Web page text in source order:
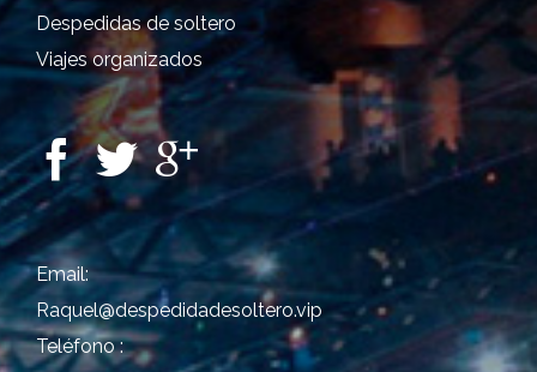
Despedidas de soltero
Viajes organizados
Email:
Raquel@despedidadesoltero.vip
Teléfono :